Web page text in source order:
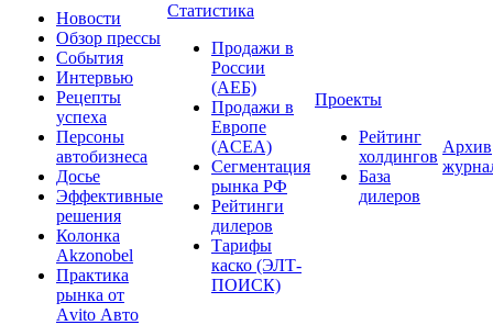
Новости
Обзор прессы
События
Интервью
Рецепты
успеха
Персоны
автобизнеса
Досье
Эффективные
решения
Колонка
Akzonobel
Практика
рынка от
Аvito Авто
Статистика
Продажи в
России
(АЕБ)
Продажи в
Европе
(ACEA)
Сегментация
рынка РФ
Рейтинги
дилеров
Тарифы
каско (ЭЛТ-
ПОИСК)
Проекты
Рейтинг
холдингов
База
дилеров
Архив